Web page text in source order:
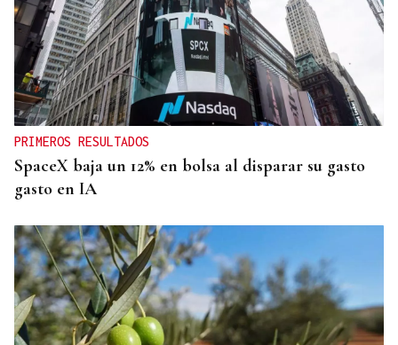
PRIMEROS RESULTADOS
SpaceX baja un 12% en bolsa al disparar su gasto
gasto en IA